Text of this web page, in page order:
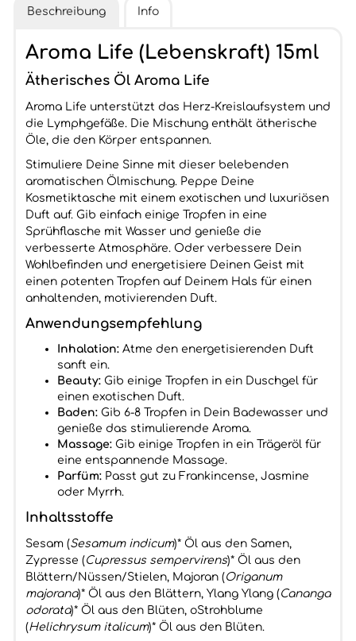
Beschreibung Info
Aroma Life (Lebenskraft) 15ml
Ätherisches Öl Aroma Life
Aroma Life unterstützt das Herz-Kreislaufsystem und
die Lymphgefäße. Die Mischung enthält ätherische
Öle, die den Körper entspannen.
Stimuliere Deine Sinne mit dieser belebenden
aromatischen Ölmischung. Peppe Deine
Kosmetiktasche mit einem exotischen und luxuriösen
Duft auf. Gib einfach einige Tropfen in eine
Sprühflasche mit Wasser und genieße die
verbesserte Atmosphäre. Oder verbessere Dein
Wohlbefinden und energetisiere Deinen Geist mit
einen potenten Tropfen auf Deinem Hals für einen
anhaltenden, motivierenden Duft.
Anwendungsempfehlung
Inhalation:Atme den energetisierenden Duft
sanft ein.
Beauty:Gib einige Tropfen in ein Duschgel für
einen exotischen Duft.
Baden:Gib 6-8 Tropfen in Dein Badewasser und
genieße das stimulierende Aroma.
Massage:Gib einige Tropfen in ein Trägeröl für
eine entspannende Massage.
Parfüm:Passt gut zu Frankincense, Jasmine
oder Myrrh.
Inhaltsstoffe
Sesam (Sesamum indicum)* Öl aus den Samen,
Zypresse (Cupressus sempervirens)* Öl aus den
Blättern/Nüssen/Stielen, Majoran (Origanum
majorana)* Öl aus den Blättern, Ylang Ylang (Cananga
odorata)* Öl aus den Blüten, oStrohblume
(Helichrysum italicum)* Öl aus den Blüten.